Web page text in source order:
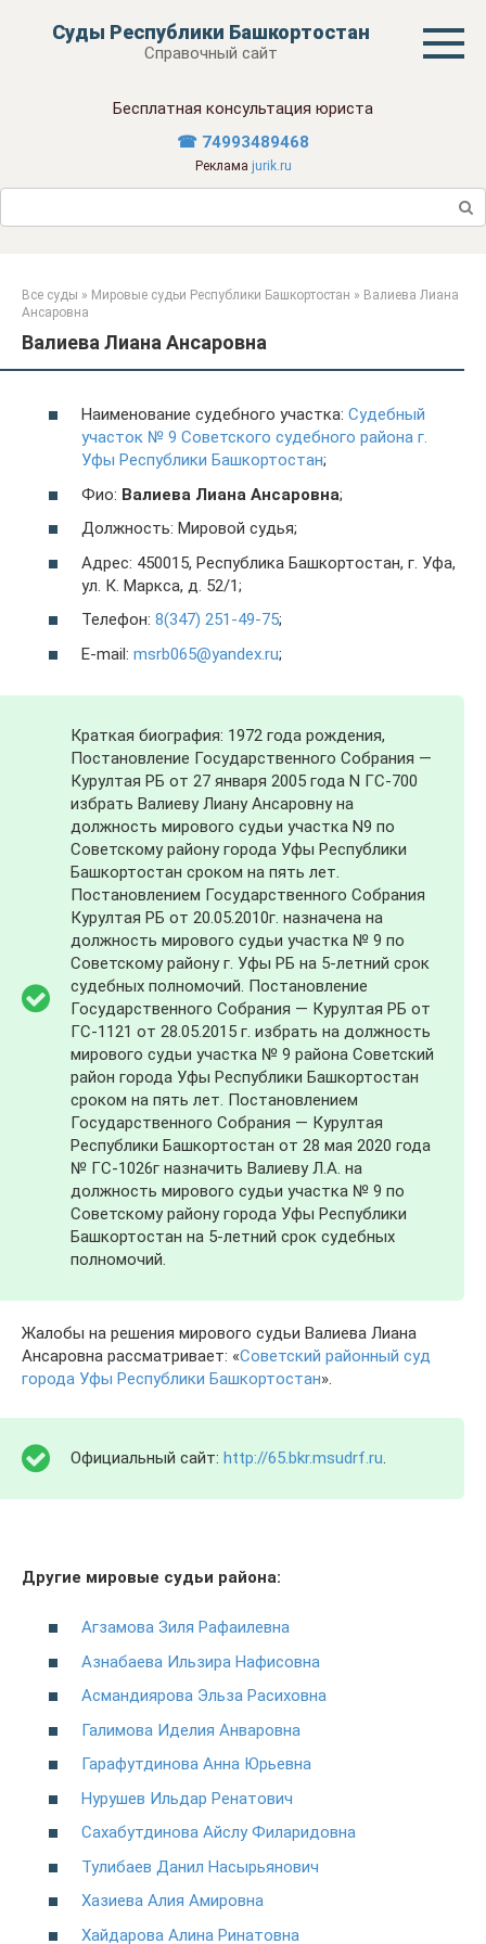
Суды Республики Башкортостан
Справочный сайт
Бесплатная консультация юриста
☎ 74993489468
Реклама jurik.ru
Поиск:
Все суды » Мировые судьи Республики Башкортостан » Валиева Лиана
Ансаровна
Валиева Лиана Ансаровна
Наименование судебного участка: Судебный
участок № 9 Советского судебного района г.
Уфы Республики Башкортостан;
Фио: Валиева Лиана Ансаровна;
Должность: Мировой судья;
Адрес: 450015, Республика Башкортостан, г. Уфа,
ул. К. Маркса, д. 52/1;
Телефон: 8(347) 251-49-75;
E-mail: msrb065@yandex.ru;
Краткая биография: 1972 года рождения,
Постановление Государственного Собрания —
Курултая РБ от 27 января 2005 года N ГС-700
избрать Валиеву Лиану Ансаровну на
должность мирового судьи участка N9 по
Советскому району города Уфы Республики
Башкортостан сроком на пять лет.
Постановлением Государственного Собрания
Курултая РБ от 20.05.2010г. назначена на
должность мирового судьи участка № 9 по
Советскому району г. Уфы РБ на 5-летний срок
судебных полномочий. Постановление
Государственного Собрания — Курултая РБ от
ГС-1121 от 28.05.2015 г. избрать на должность
мирового судьи участка № 9 района Советский
район города Уфы Республики Башкортостан
сроком на пять лет. Постановлением
Государственного Собрания — Курултая
Республики Башкортостан от 28 мая 2020 года
№ ГС-1026г назначить Валиеву Л.A. на
должность мирового судьи участка № 9 по
Советскому району города Уфы Республики
Башкортостан на 5-летний срок судебных
полномочий.
Жалобы на решения мирового судьи Валиева Лиана
Ансаровна рассматривает: «Советский районный суд
города Уфы Республики Башкортостан».
Официальный сайт: http://65.bkr.msudrf.ru
Другие мировые судьи района:
Агзамова Зиля Рафаилевна
Азнабаева Ильзира Нафисовна
Асмандиярова Эльза Расиховна
Галимова Иделия Анваровна
Гарафутдинова Анна Юрьевна
Нурушев Ильдар Ренатович
Сахабутдинова Айслу Филаридовна
Тулибаев Данил Насырьянович
Хазиева Алия Амировна
Хайдарова Алина Ринатовна